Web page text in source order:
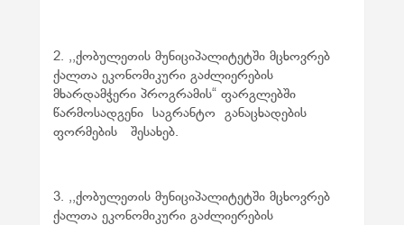
2. ,,ქობულეთის მუნიციპალიტეტში მცხოვრებ
ქალთა ეკონომიკური გაძლიერების
მხარდამჭერი პროგრამის“ ფარგლებში
წარმოსადგენი საგრანტო განაცხადების
ფორმების შესახებ.
3. ,,ქობულეთის მუნიციპალიტეტში მცხოვრებ
ქალთა ეკონომიკური გაძლიერების